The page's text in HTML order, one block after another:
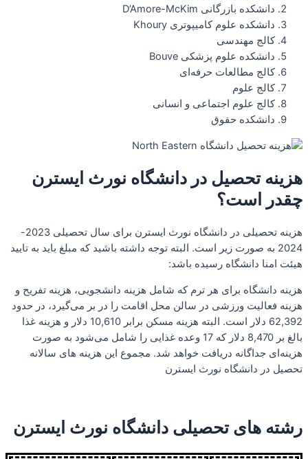
دانشکده بازرگانی D’Amore-McKim
دانشکده علوم کامیپوتری Khoury
کالج مهندسی
دانشکده علوم پزشکی Bouve
کالج مطالعات حرفه‌ای
کالج علوم
کالج علوم اجتماعی و انسانی
دانشکده حقوق
هزینه تحصیل در دانشگاه نورث ایسترن
چقدر است؟
هزینه تحصیلی در دانشگاه نورث ایسترن برای سال تحصیلی 2023-
2024 به صورت زیر است. البته توجه داشته باشید که مبلغ باید به تایید
هیئت امنا دانشگاه رسیده باشد:
هزینه دانشگاه برای هر ترم که شامل هزینه دانشجویی، هزینه تفریح و
هزینه فعالیت ورزشی در سالن محل اقامت را در بر می‌گیرد، در حدود
62,392 دلار است. البته هزینه مسکن برابر 10,610 دلار و هزینه غذا
بالغ بر 8,470 دلار که 17 وعده غذایی را شامل می‌شود به صورت
هزینه‌ای جداگانه دریافت خواهد شد. مجموع این هزینه های سالانه
تحصیل در دانشگاه نورث ایسترن
رشته های تحصیلی دانشگاه نورث ایسترن